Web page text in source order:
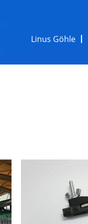
Linus Göhle